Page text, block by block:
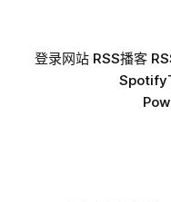
登录网站 RSS播客
Spotify